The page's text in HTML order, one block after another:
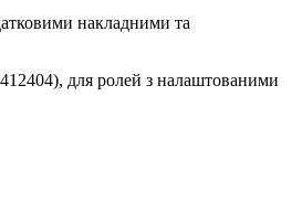
накладними та
для ролей з налаштованими